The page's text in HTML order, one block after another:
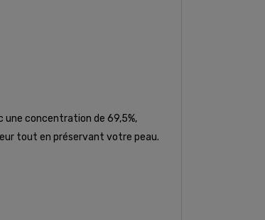
une concentration de 69,5%,
tout en préservant votre peau.